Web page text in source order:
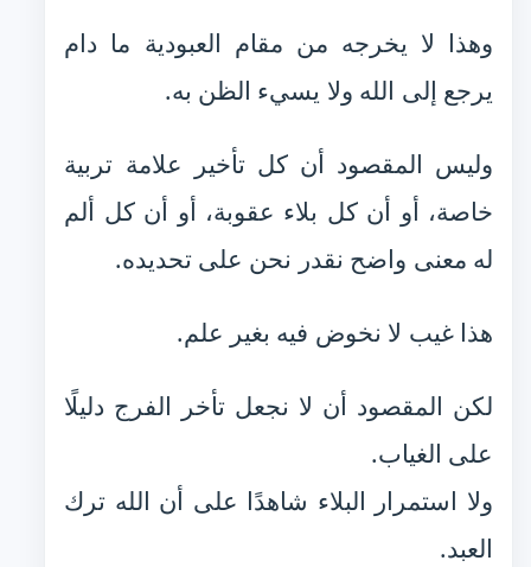
وهذا لا يخرجه من مقام العبودية ما دام
يرجع إلى الله ولا يسيء الظن به.
وليس المقصود أن كل تأخير علامة تربية
خاصة، أو أن كل بلاء عقوبة، أو أن كل ألم
له معنى واضح نقدر نحن على تحديده.
هذا غيب لا نخوض فيه بغير علم.
لكن المقصود أن لا نجعل تأخر الفرج دليلًا
على الغياب.
ولا استمرار البلاء شاهدًا على أن الله ترك
العبد.